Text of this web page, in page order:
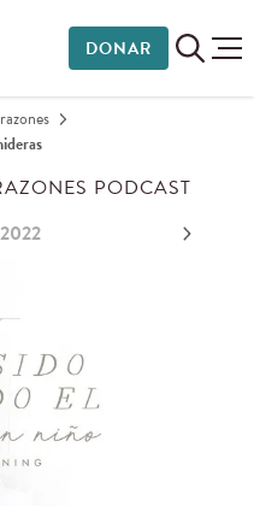
DONAR
PODCAST